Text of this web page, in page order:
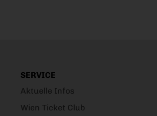
SERVICE
Aktuelle Infos
Wien Ticket Club